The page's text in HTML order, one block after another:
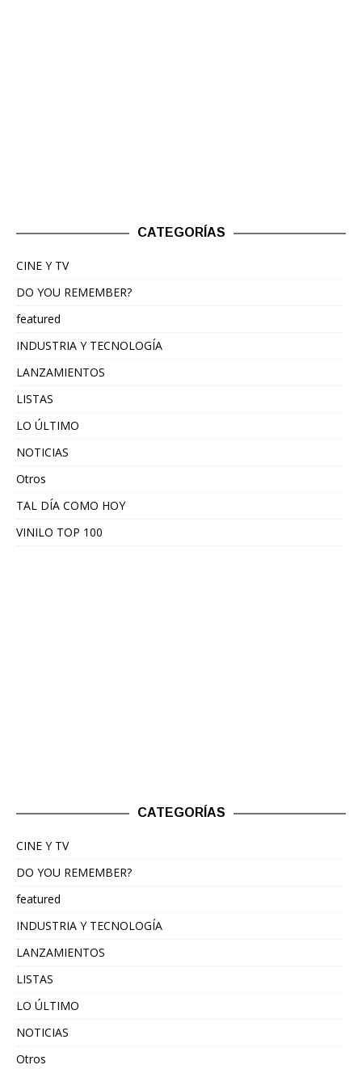
CATEGORÍAS
CINE Y TV
DO YOU REMEMBER?
featured
INDUSTRIA Y TECNOLOGÍA
LANZAMIENTOS
LISTAS
LO ÚLTIMO
NOTICIAS
Otros
TAL DÍA COMO HOY
VINILO TOP 100
CATEGORÍAS
CINE Y TV
DO YOU REMEMBER?
featured
INDUSTRIA Y TECNOLOGÍA
LANZAMIENTOS
LISTAS
LO ÚLTIMO
NOTICIAS
Otros